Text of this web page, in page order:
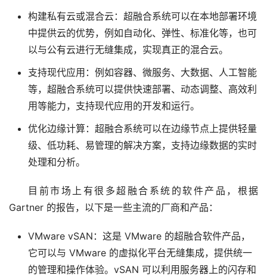
构建私有云或混合云：超融合系统可以在本地部署环境
中提供云的优势，例如自动化、弹性、标准化等，也可
以与公有云进行无缝集成，实现真正的混合云。
支持现代应用：例如容器、微服务、大数据、人工智能
等，超融合系统可以提供快速部署、动态调整、高效利
用等能力，支持现代应用的开发和运行。
优化边缘计算：超融合系统可以在边缘节点上提供轻量
级、低功耗、易管理的解决方案，支持边缘数据的实时
处理和分析。
目前市场上有很多超融合系统的软件产品，根据
Gartner 的报告，以下是一些主流的厂商和产品：
VMware vSAN：这是 VMware 的超融合软件产品，
它可以与 VMware 的虚拟化平台无缝集成，提供统一
的管理和操作体验。vSAN 可以利用服务器上的闪存和